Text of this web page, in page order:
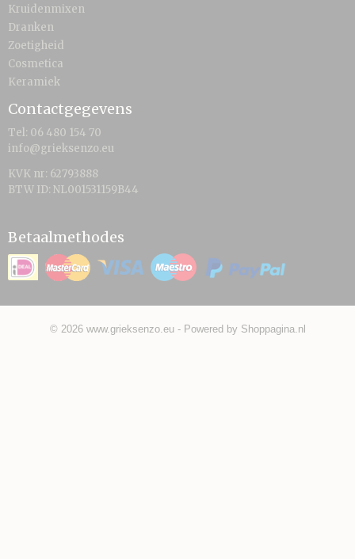
Kruidenmixen
Dranken
Zoetigheid
Cosmetica
Keramiek
Contactgegevens
Tel: 06 480 154 70
info@grieksenzo.eu
KVK nr: 62793888
BTW ID: NL001531159B44
Betaalmethodes
© 2026 www.grieksenzo.eu - Powered by Shoppagina.nl